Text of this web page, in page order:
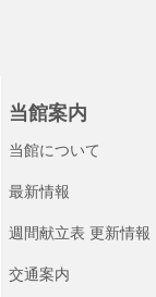
当館案内
当館について
最新情報
週間献立表 更新情報
交通案内